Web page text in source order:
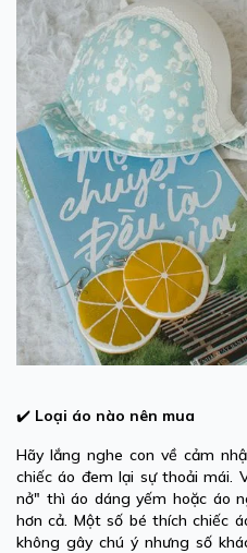
✔️ Loại áo nào nên mua
Hãy lắng nghe con về cảm
chiếc áo đem lại sự thoải mái.
nở" thì áo dáng yếm hoặc áo
hơn cả. Một số bé thích chiếc
không gây chú ý nhưng số